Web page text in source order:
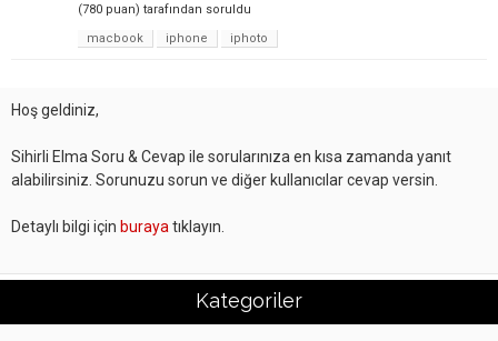
(780 puan) tarafından soruldu
macbook
iphone iphoto
Hoş geldiniz,
Sihirli Elma Soru & Cevap ile sorularınıza en kısa zamanda yanıt
alabilirsiniz. Sorunuzu sorun ve diğer kullanıcılar cevap versin.
Detaylı bilgi için buraya tıklayın.
Kategoriler